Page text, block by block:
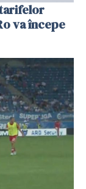
va începe